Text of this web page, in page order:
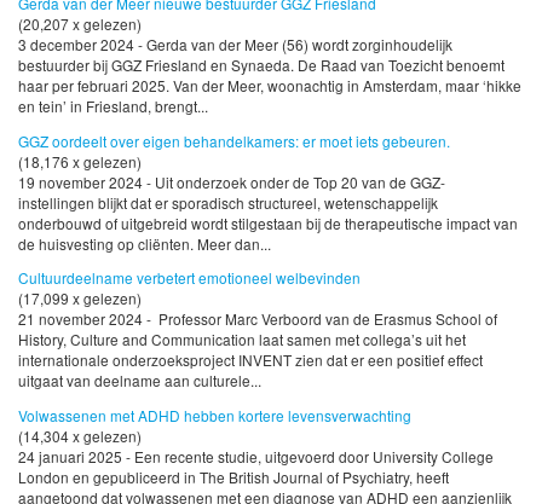
(20,207 x gelezen)
3 december 2024 - Gerda van der Meer (56) wordt zorginhoudelijk
bestuurder bij GGZ Friesland en Synaeda. De Raad van Toezicht benoemt
haar per februari 2025. Van der Meer, woonachtig in Amsterdam, maar ‘hikke
en tein’ in Friesland, brengt...
GGZ oordeelt over eigen behandelkamers: er moet iets gebeuren.
(18,176 x gelezen)
19 november 2024 - Uit onderzoek onder de Top 20 van de GGZ-
instellingen blijkt dat er sporadisch structureel, wetenschappelijk
onderbouwd of uitgebreid wordt stilgestaan bij de therapeutische impact van
de huisvesting op cliënten. Meer dan...
Cultuurdeelname verbetert emotioneel welbevinden
(17,099 x gelezen)
21 november 2024 - Professor Marc Verboord van de Erasmus School of
History, Culture and Communication laat samen met collega’s uit het
internationale onderzoeksproject INVENT zien dat er een positief effect
uitgaat van deelname aan culturele...
Volwassenen met ADHD hebben kortere levensverwachting
(14,304 x gelezen)
24 januari 2025 - Een recente studie, uitgevoerd door University College
London en gepubliceerd in The British Journal of Psychiatry, heeft
aangetoond dat volwassenen met een diagnose van ADHD een aanzienlijk